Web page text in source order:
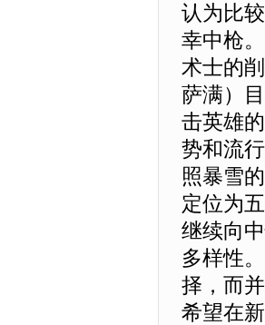
认为比
幸中枪
术士的
萨满）
击英雄
势和流
照暴雪
定位为
继续向
多样性
择，而
希望在